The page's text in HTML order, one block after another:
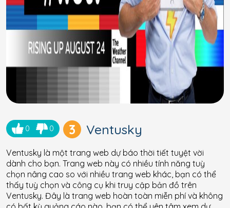
0 0 3 Ventusky
Ventusky là một trang web dự báo thời tiết tuyệt vời
dành cho bạn. Trang web này có nhiều tính năng tuỳ
chọn nâng cao so với nhiều trang web khác, bạn có thể
thấy tuỳ chọn và công cụ khi truy cập bản đồ trên
Ventusky. Đây là trang web hoàn toàn miễn phí và không